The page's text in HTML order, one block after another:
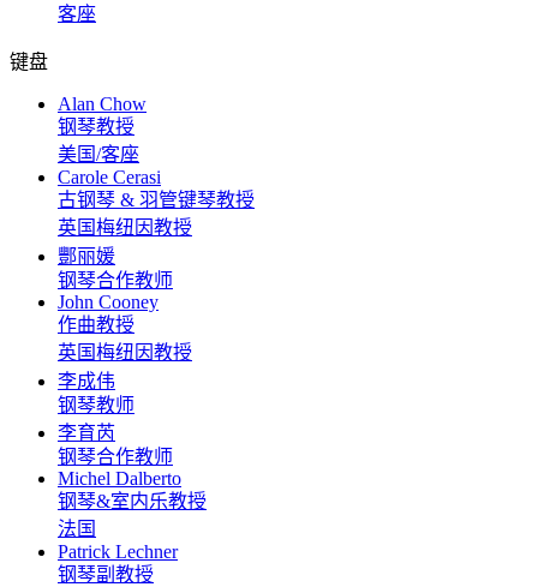
客座
键盘
Alan Chow
钢琴教授
美国/客座
Carole Cerasi
古钢琴 & 羽管键琴教授
英国梅纽因教授
酆丽媛
钢琴合作教师
John Cooney
作曲教授
英国梅纽因教授
李成伟
钢琴教师
李育芮
钢琴合作教师
Michel Dalberto
钢琴&室内乐教授
法国
Patrick Lechner
钢琴副教授